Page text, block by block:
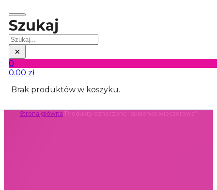
Szukaj
Szukaj
×
0
0.00 zł
Brak produktów w koszyku.
Strona główna